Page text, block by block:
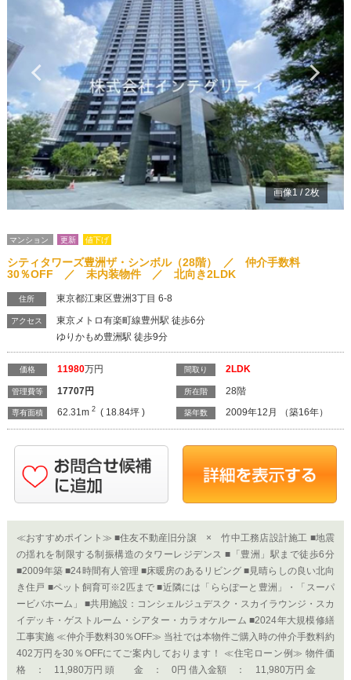
Previous
画像1/2枚
マンション 更新 値下げ
シティタワーズ豊洲ザ・シンボル（28階） ／ 仲介手数料
30％OFF ／ 未内装物件 ／ 北向き2LDK
住所 東京都江東区豊洲3丁目 6-8
アクセス
東京メトロ有楽町線豊州駅 徒歩6分
ゆりかもめ豊洲駅 徒歩9分
価格 11980万円
管理費等 17707円
専有面積 62.31m2 ( 18.84坪 )
間取り 2LDK
所在階 28階
築年数 2009年12月 （築16年）
≪おすすめポイント≫ ■住友不動産旧分譲 × 竹中工務店設計施工 ■地震
の揺れを制限する制振構造のタワーレジデンス ■「豊洲」駅まで徒歩6分
■2009年築 ■24時間有人管理 ■床暖房のあるリビング ■見晴らしの良い北向
き住戸 ■ペット飼育可※2匹まで ■近隣には「ららぽーと豊洲」・「スーパ
ービバホーム」 ■共用施設：コンシェルジュデスク・スカイラウンジ・スカ
イデッキ・ゲストルーム・シアター・カラオケルーム ■2024年大規模修繕
工事実施 ≪仲介手数料30％OFF≫ 当社では本物件ご購入時の仲介手数料約
402万円を30％OFFにてご案内しております！ ≪住宅ローン例≫ 物件価
格 ： 11,980万円 頭 金 ： 0円 借入金額 ： 11,980万円 金